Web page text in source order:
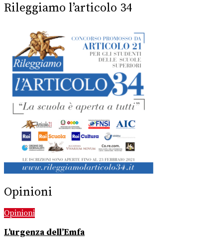
Rileggiamo l’articolo 34
Opinioni
Opinioni
L’urgenza dell’Emfa